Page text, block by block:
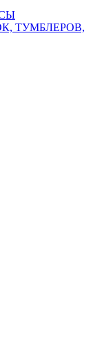
ТУМБЛЕРОВ,